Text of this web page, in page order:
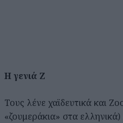
Η γενιά Ζ
Τους λένε χαϊδευτικά και
«ζουμεράκια» στα ελληνικά)